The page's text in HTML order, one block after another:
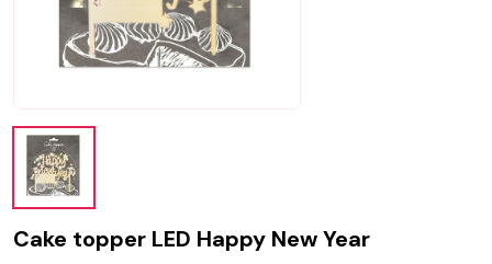
Cake topper LED Happy New Year